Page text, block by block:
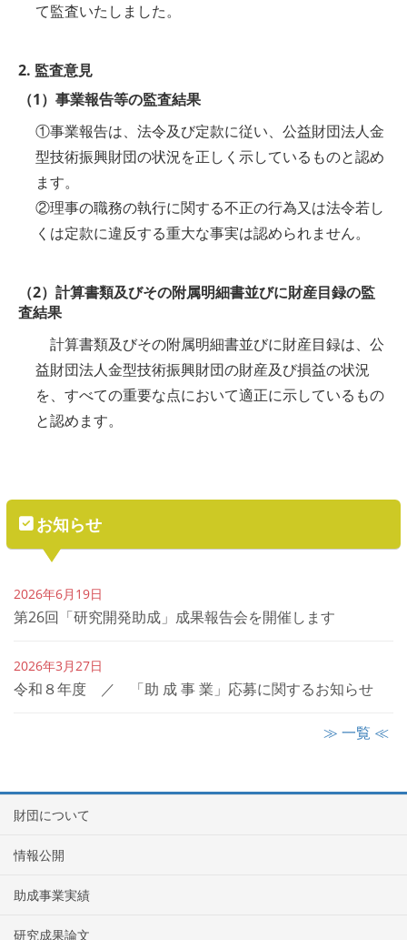
て監査いたしました。
2. 監査意見
（1）事業報告等の監査結果
①事業報告は、法令及び定款に従い、公益財団法人金
型技術振興財団の状況を正しく示しているものと認め
ます。
②理事の職務の執行に関する不正の行為又は法令若し
くは定款に違反する重大な事実は認められません。
（2）計算書類及びその附属明細書並びに財産目録の監
査結果
計算書類及びその附属明細書並びに財産目録は、公
益財団法人金型技術振興財団の財産及び損益の状況
を、すべての重要な点において適正に示しているもの
と認めます。
お知らせ
2026年6月19日
第26回「研究開発助成」成果報告会を開催します
2026年3月27日
令和８年度 ／ 「助 成 事 業」応募に関するお知らせ
≫ 一覧 ≪
財団について
情報公開
助成事業実績
研究成果論文